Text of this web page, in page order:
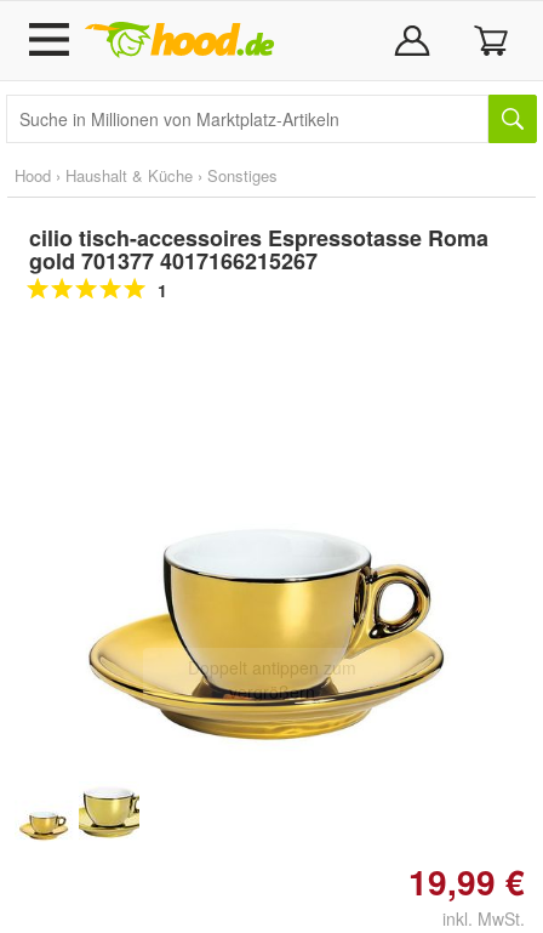
Hood › Haushalt & Küche › Sonstiges
cilio tisch-accessoires Espressotasse Roma
gold 701377 4017166215267
1
Doppelt antippen zum
vergrößern
19,99 €
inkl. MwSt.